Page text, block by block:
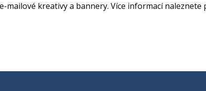
mailové kreativy a bannery. Více informací naleznete